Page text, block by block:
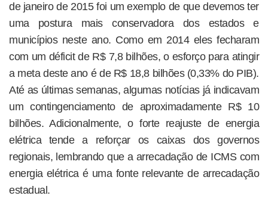
de janeiro de 2015 foi um exemplo de que devemos ter
uma postura mais conservadora dos estados e
municípios neste ano. Como em 2014 eles fecharam
com um déficit de R$ 7,8 bilhões, o esforço para atingir
a meta deste ano é de R$ 18,8 bilhões (0,33% do PIB).
Até as últimas semanas, algumas notícias já indicavam
um contingenciamento de aproximadamente R$ 10
bilhões. Adicionalmente, o forte reajuste de energia
elétrica tende a reforçar os caixas dos governos
regionais, lembrando que a arrecadação de ICMS com
energia elétrica é uma fonte relevante de arrecadação
estadual.